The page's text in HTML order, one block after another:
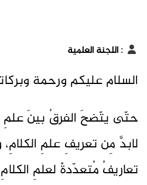
:اللجنة العلمية
السلام عليكم ورحمة
حتّى يتّضحَ الفرقُ بينَ علمِ
لابدَّ مِن تعريفِ علمِ
تعاريفُ مُتعدّدةٌ لعلمِ